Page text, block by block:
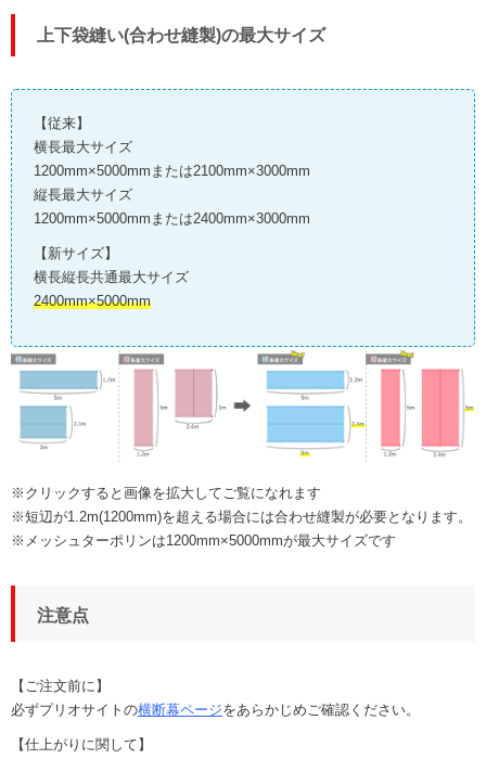
上下袋縫い(合わせ縫製)の最大サイズ
【従来】
横長最大サイズ
1200mm×5000mmまたは2100mm×3000mm
縦長最大サイズ
1200mm×5000mmまたは2400mm×3000mm
【新サイズ】
横長縦長共通最大サイズ
2400mm×5000mm
※クリックすると画像を拡大してご覧になれます
※短辺が1.2m(1200mm)を超える場合には合わせ縫製が必要となります。
※メッシュターポリンは1200mm×5000mmが最大サイズです
注意点
【ご注文前に】
必ずプリオサイトの横断幕ページをあらかじめご確認ください。
【仕上がりに関して】